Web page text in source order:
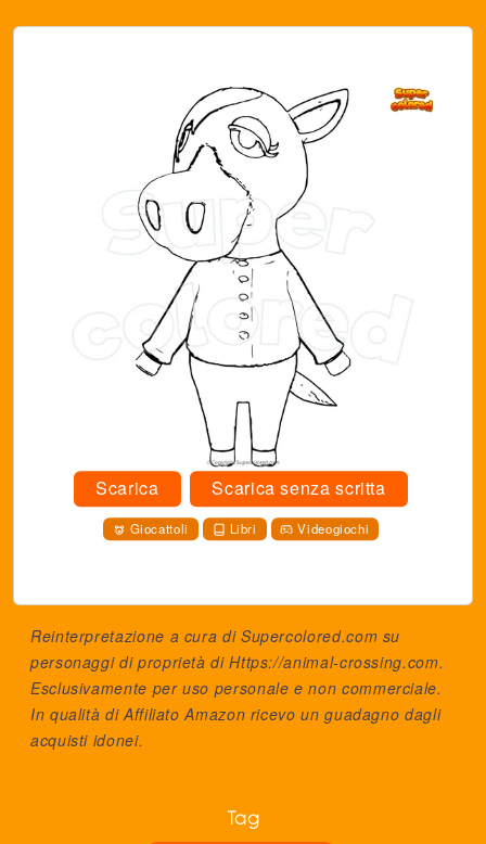
Scarica Scarica senza scritta
Giocattoli Libri Videogiochi
Reinterpretazione a cura di Supercolored.com su
personaggi di proprietà diHttps://animal-crossing.com.
Esclusivamente per uso personale e non commerciale.
In qualità di Affiliato Amazon ricevo un guadagno dagli
acquisti idonei.
Tag